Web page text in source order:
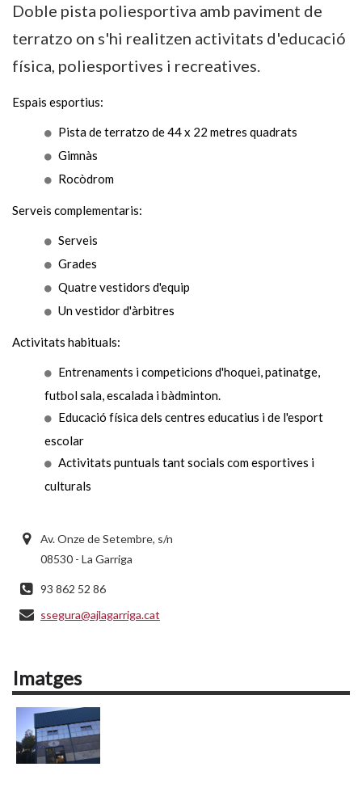
Doble pista poliesportiva amb paviment de
terratzo on s'hi realitzen activitats d'educació
física, poliesportives i recreatives.
Espais esportius:
Pista de terratzo de 44 x 22 metres quadrats
Gimnàs
Rocòdrom
Serveis complementaris:
Serveis
Grades
Quatre vestidors d'equip
Un vestidor d'àrbitres
Activitats habituals:
Entrenaments i competicions d'hoquei, patinatge,
futbol sala, escalada i bàdminton.
Educació física dels centres educatius i de l'esport
escolar
Activitats puntuals tant socials com esportives i
culturals
Av. Onze de Setembre, s/n
08530 - La Garriga
93 862 52 86
ssegura@ajlagarriga.cat
Imatges